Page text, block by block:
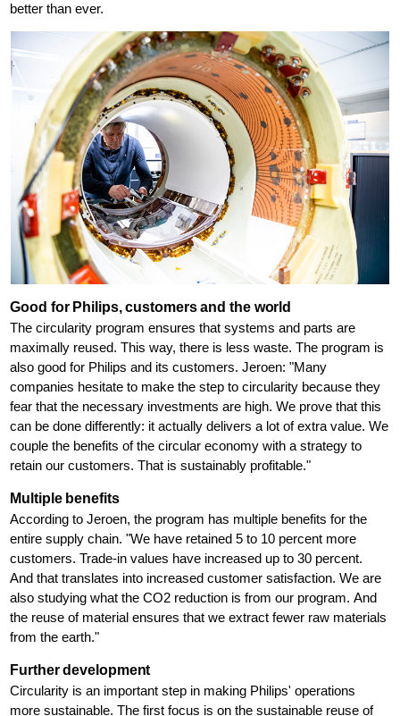
better than ever.
Good for Philips, customers and the world
The circularity program ensures that systems and parts are
maximally reused. This way, there is less waste. The program is
also good for Philips and its customers. Jeroen: "Many
companies hesitate to make the step to circularity because they
fear that the necessary investments are high. We prove that this
can be done differently: it actually delivers a lot of extra value. We
couple the benefits of the circular economy with a strategy to
retain our customers. That is sustainably profitable."
Multiple benefits
According to Jeroen, the program has multiple benefits for the
entire supply chain. "We have retained 5 to 10 percent more
customers. Trade-in values have increased up to 30 percent.
And that translates into increased customer satisfaction. We are
also studying what the CO2 reduction is from our program. And
the reuse of material ensures that we extract fewer raw materials
from the earth."
Further development
Circularity is an important step in making Philips' operations
more sustainable. The first focus is on the sustainable reuse of